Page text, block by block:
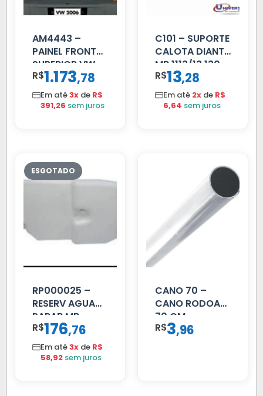
AM4443 –
PAINEL FRONTAL
SUPERIOR VW
DELIVERY
R$1.173,78
Em até3x de R$
391,26 sem juros
C101 – SUPORTE
CALOTA DIANT
MB 1113/13.130
R$13,28
Em até 2x de R$
6,64 sem juros
RP000025 –
RESERV AGUA
PARAB MB
ACCELO
C/TAMPA
R$176,76
Em até3x de R$
58,92 sem juros
CANO 70 –
CANO RODOAR
70 CM
R$3,96